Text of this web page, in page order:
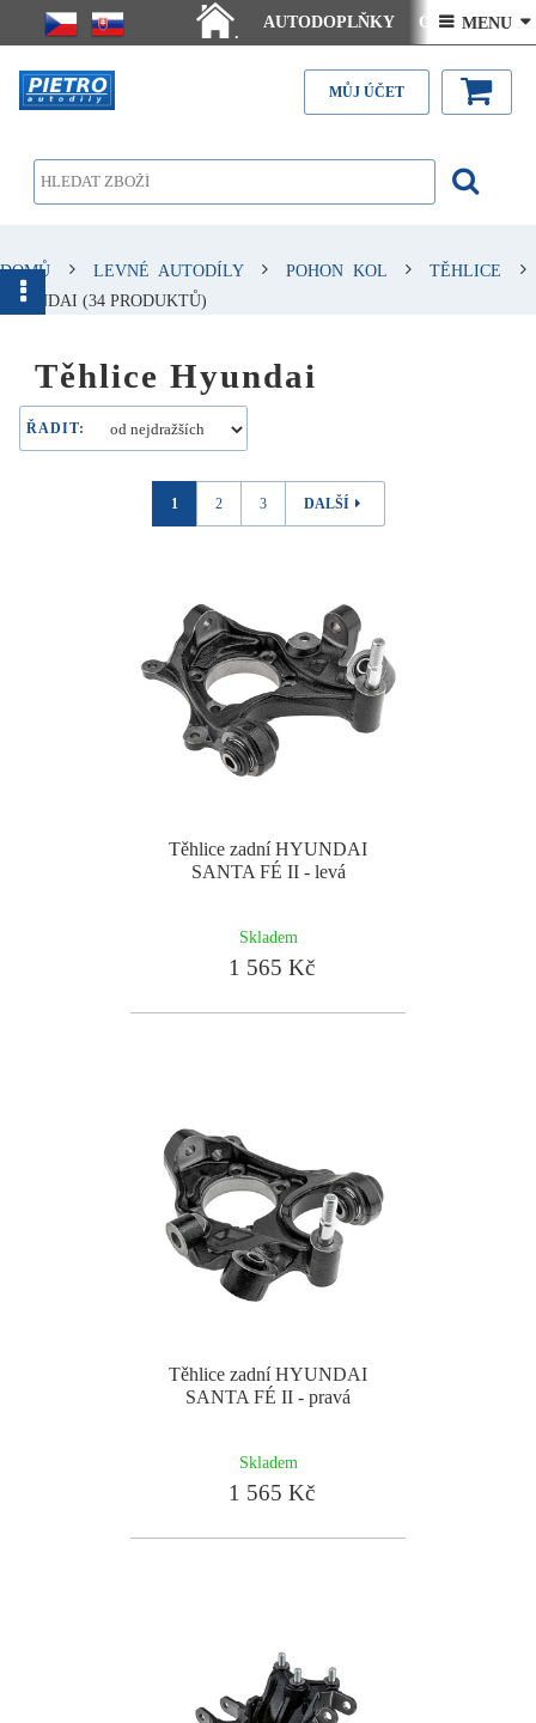
.
AUTODOPLŇKY Ceny doručení
Články - návody Kontakt
 MENU 
MŮJ ÚČET
DOMŮ LEVNÉ AUTODÍLY POHON KOL
TĚHLICE
HYUNDAI (34 PRODUKTŮ)
Těhlice Hyundai
ŘADIT:
1 2 3 DALŠÍ
Těhlice zadní HYUNDAI
SANTA FÉ II - levá
Skladem
1 565 Kč
Těhlice zadní HYUNDAI
SANTA FÉ II - pravá
Skladem
1 565 Kč